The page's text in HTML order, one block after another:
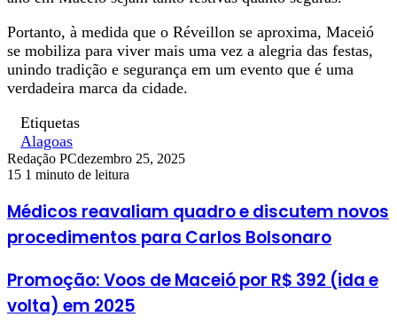
Portanto, à medida que o Réveillon se aproxima, Maceió
se mobiliza para viver mais uma vez a alegria das festas,
unindo tradição e segurança em um evento que é uma
verdadeira marca da cidade.
Etiquetas
Alagoas
Redação PCdezembro 25, 2025
15 1 minuto de leitura
Médicos reavaliam quadro e discutem novos
procedimentos para Carlos Bolsonaro
Promoção: Voos de Maceió por R$ 392 (ida e
volta) em 2025